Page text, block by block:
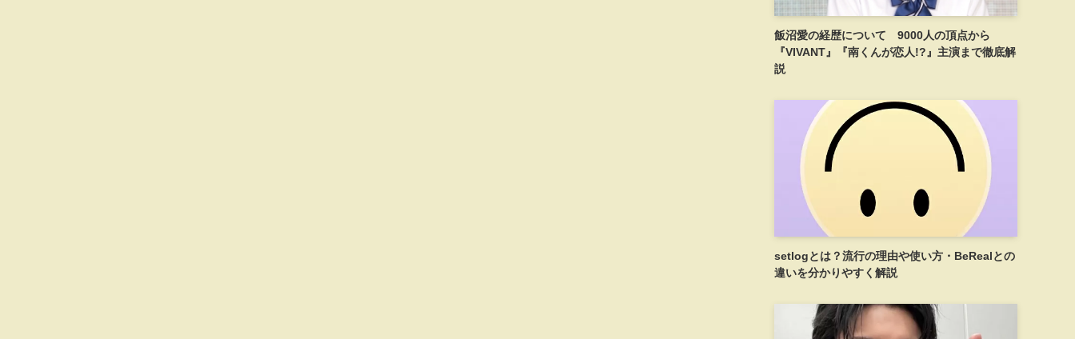
飯沼愛の経歴について 9000人の頂点から
『VIVANT』『南くんが恋人!?』主演まで徹底解
説
setlogとは？流行の理由や使い方・BeRealとの
違いを分かりやすく解説